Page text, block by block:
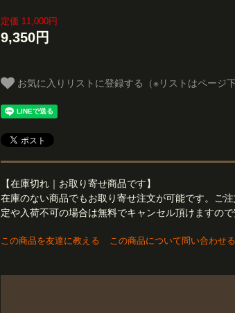
定価 11,000円
9,350円
お気に入りリストに登録する（※リストはページ
【在庫切れ｜お取り寄せ商品です】
在庫のない商品でもお取り寄せ注文が可能です。ご
定や入荷不可の場合は無料でキャンセル頂けますので
この商品を友達に教える この商品について問い合わせる